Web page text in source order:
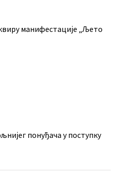
манифестације „Љето
понуђача у поступку